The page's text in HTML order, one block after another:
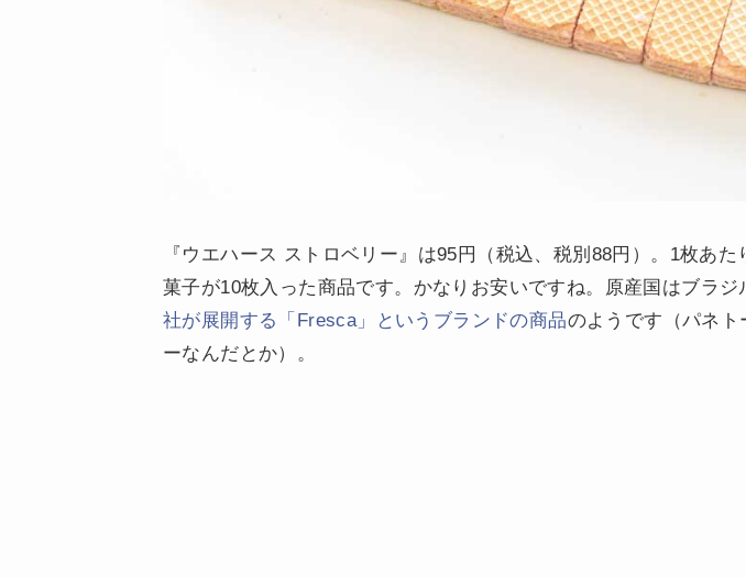
『ウエハース ストロベリー』は95円（税込、税別88円）。1枚あた
菓子が10枚入った商品です。かなりお安いですね。原産国はブラジ
社が展開する「Fresca」というブランドの商品のようです（パネト
ーなんだとか）。